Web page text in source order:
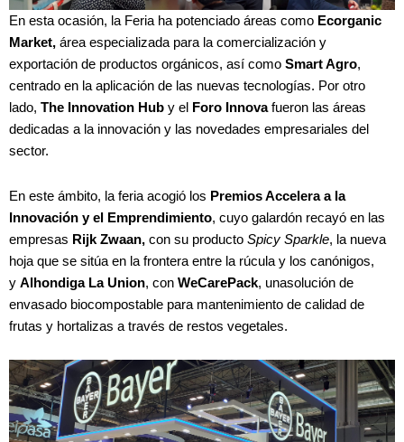
En esta ocasión, la Feria ha potenciado áreas como Ecorganic
Market, área especializada para la comercialización y
exportación de productos orgánicos, así como Smart Agro,
centrado en la aplicación de las nuevas tecnologías. Por otro
lado, The Innovation Hub y el Foro Innovafueron las áreas
dedicadas a la innovación y las novedades empresariales del
sector.
En este ámbito, la feria acogió los Premios Accelera a la
Innovación y el Emprendimiento, cuyo galardón recayó en las
empresas Rijk Zwaan, con su producto Spicy Sparkle, la nueva
hoja que se sitúa en la frontera entre la rúcula y los canónigos,
y Alhondiga La Union, con WeCarePack, unasolución de
envasado biocompostable para mantenimiento de calidad de
frutas y hortalizas a través de restos vegetales.